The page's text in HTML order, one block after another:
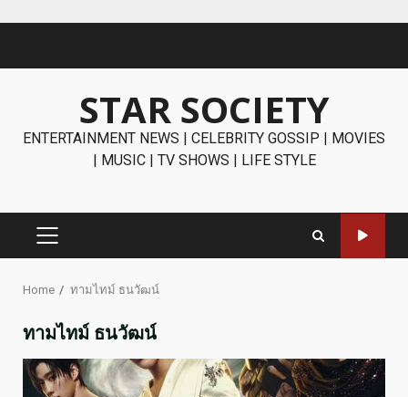
STAR SOCIETY
ENTERTAINMENT NEWS | CELEBRITY GOSSIP | MOVIES
| MUSIC | TV SHOWS | LIFE STYLE
PRIMARY
Home ทามไทม์ ธนวัฒน์
ทามไทม์ ธนวัฒน์